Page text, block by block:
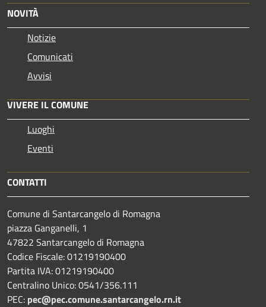
NOVITÀ
Notizie
Comunicati
Avvisi
VIVERE IL COMUNE
Luoghi
Eventi
CONTATTI
Comune di Santarcangelo di Romagna
piazza Ganganelli, 1
47822 Santarcangelo di Romagna
Codice Fiscale: 01219190400
Partita IVA: 01219190400
Centralino Unico: 0541/356.111
PEC: pec@pec.comune.santarcangelo.rn.it